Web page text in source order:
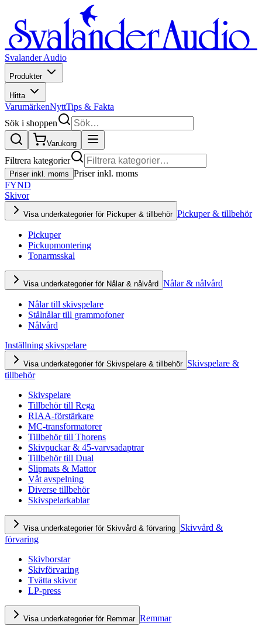
Svalander Audio
Produkter
Hitta
VarumärkenNyttTips & Fakta
Sök i shoppen
Varukorg
Filtrera kategorier
Priser inkl. moms Priser inkl. moms
FYND
Skivor
Visa underkategorier för Pickuper & tillbehör Pickuper & tillbehör
Pickuper
Pickupmontering
Tonarmsskal
Visa underkategorier för Nålar & nålvård Nålar & nålvård
Nålar till skivspelare
Stålnålar till grammofoner
Nålvård
Inställning skivspelare
Visa underkategorier för Skivspelare & tillbehör Skivspelare &
tillbehör
Skivspelare
Tillbehör till Rega
RIAA-förstärkare
MC-transformatorer
Tillbehör till Thorens
Skivpuckar & 45-varvsadaptrar
Tillbehör till Dual
Slipmats & Mattor
Våt avspelning
Diverse tillbehör
Skivspelarkablar
Visa underkategorier för Skivvård & förvaring Skivvård &
förvaring
Skivborstar
Skivförvaring
Tvätta skivor
LP-press
Visa underkategorier för Remmar Remmar